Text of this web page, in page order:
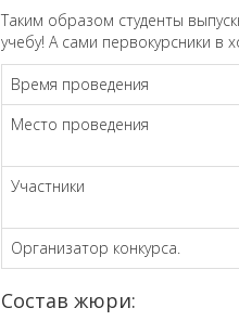
Таким образом студенты
учебу! А сами первокурсники в
Время проведения
​Место проведения
​Участники
​Организатор конкурса.
Состав жюри: